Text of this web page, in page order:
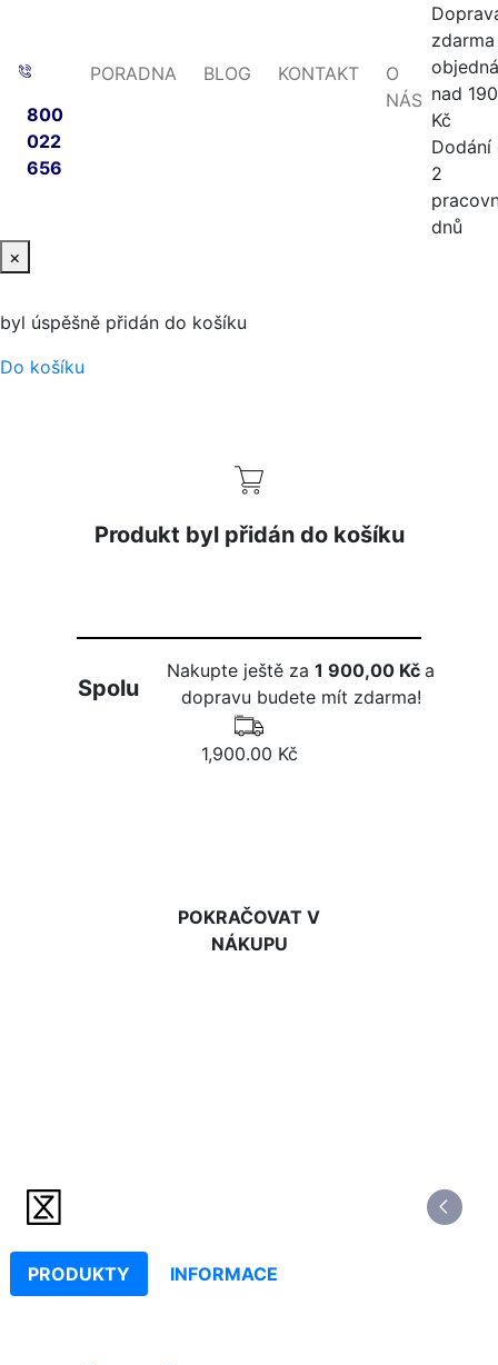
800
022
656
PORADNA BLOG KONTAKT
O
NÁS nad
Kč
Dodání
2
dnů
×
byl úspěšně přidán do košíku
Do košíku
Produkt byl přidán do košíku
Spolu
Nakupte ještě za1 900,00 Kča
dopravu budete mít zdarma!
1,900.00 Kč
POKRAČOVAT V
NÁKUPU
PRODUKTY INFORMACE